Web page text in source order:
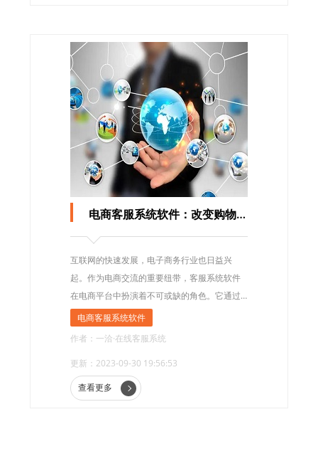
电商客服系统软件：改变购物体验的利器
互联网的快速发展，电子商务行业也日益兴
起。作为电商交流的重要纽带，客服系统软件
在电商平台中扮演着不可或缺的角色。它通过
提供高效、便捷的服务，为消费者和商家之间
电商客服系统软件
作者：一洽·在线客服系统
更新：2023-09-30 19:56:53
查看更多